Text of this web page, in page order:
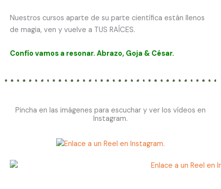
Nuestros cursos aparte de su parte científica están llenos
de magia, ven y vuelve a TUS RAÍCES.
Confío vamos a resonar. Abrazo, Goja & César.
Pincha en las imágenes para escuchar y ver los vídeos en
Instagram.